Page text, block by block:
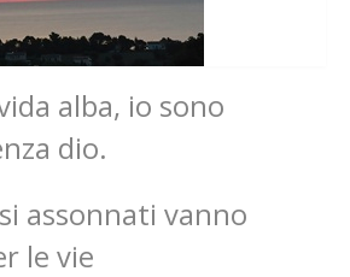
alba, io sono
dio.
assonnati vanno
le vie